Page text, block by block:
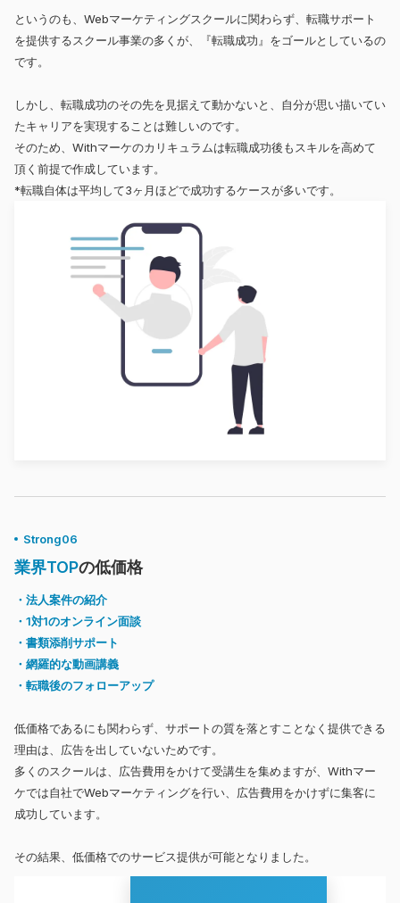
というのも、Webマーケティングスクールに関わらず、転職サポート
を提供するスクール事業の多くが、『転職成功』をゴールとしているの
です。
しかし、転職成功のその先を見据えて動かないと、自分が思い描いてい
たキャリアを実現することは難しいのです。
そのため、Withマーケのカリキュラムは転職成功後もスキルを高めて
頂く前提で作成しています。
*転職自体は平均して3ヶ月ほどで成功するケースが多いです。
Strong06
業界TOPの低価格
・法人案件の紹介
・1対1のオンライン面談
・書類添削サポート
・網羅的な動画講義
・転職後のフォローアップ
低価格であるにも関わらず、サポートの質を落とすことなく提供できる
理由は、広告を出していないためです。
多くのスクールは、広告費用をかけて受講生を集めますが、Withマー
ケでは自社でWebマーケティングを行い、広告費用をかけずに集客に
成功しています。
その結果、低価格でのサービス提供が可能となりました。